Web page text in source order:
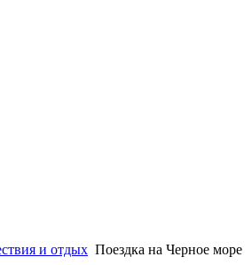
и отдых Поездка на Черное море